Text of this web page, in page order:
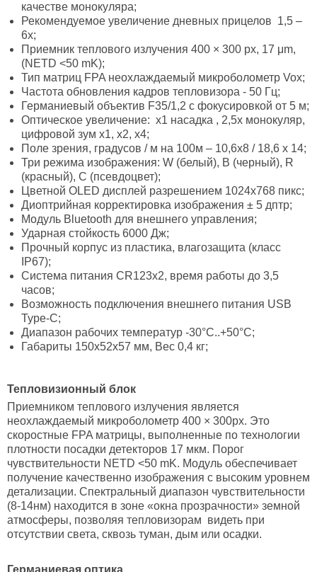
качестве монокуляра;
Рекомендуемое увеличение дневных прицелов 1,5 –
6х;
Приемник теплового излучения 400 × 300 px, 17 μm,
(NETD <50 mK);
Тип матриц FPA неохлаждаемый микроболометр Vox;
Частота обновления кадров тепловизора - 50 Гц;
Германиевый объектив F35/1,2 с фокусировкой от 5 м;
Оптическое увеличение: х1 насадка , 2,5х монокуляр,
цифровой зум х1, х2, х4;
Поле зрения, градусов / м на 100м – 10,6x8 / 18,6 х 14;
Три режима изображения: W (белый), B (черный), R
(красный), C (псевдоцвет);
Цветной OLED дисплей разрешением 1024х768 пикс;
Диоптрийная корректировка изображения ± 5 дптр;
Модуль Bluetooth для внешнего управления;
Ударная стойкость 6000 Дж;
Прочный корпус из пластика, влагозащита (класс
IP67);
Система питания CR123x2, время работы до 3,5
часов;
Возможность подключения внешнего питания USB
Type-C;
Диапазон рабочих температур -30°C..+50°С;
Габариты 150x52x57 мм, Вес 0,4 кг;
Тепловизионный блок
Приемником теплового излучения является
неохлаждаемый микроболометр 400 × 300px. Это
скоростные FPA матрицы, выполненные по технологии
плотности посадки детекторов 17 мкм. Порог
чувствительности NETD <50 mK. Модуль обеспечивает
получение качественно изображения с высоким уровнем
детализации. Спектральный диапазон чувствительности
(8-14нм) находится в зоне «окна прозрачности» земной
атмосферы, позволяя тепловизорам видеть при
отсутствии света, сквозь туман, дым или осадки.